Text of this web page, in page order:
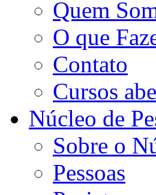
Quem
O que
Contato
Cursos
Núcleo de
Sobre o
Pessoas